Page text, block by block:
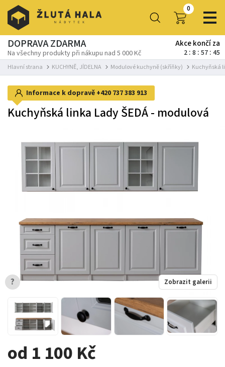
0
DOPRAVA ZDARMA
Na všechny produkty při nákupu nad 5 000 Kč
Akce končí za
2 8 57 42
Hlavní strana KUCHYNĚ, JÍDELNA Modulové kuchyně (skříňky) Kuchyňská
od 1 100 Kč
Informace k dopravě +420 737 383 913
Kuchyňská linka Lady ŠEDÁ - modulová
Zobrazit galerii
?